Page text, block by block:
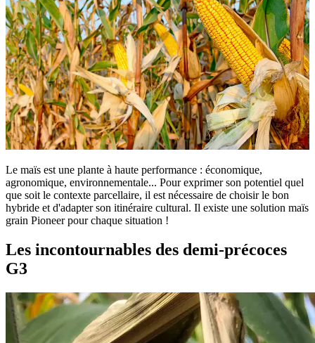
Le maïs est une plante à haute performance : économique,
agronomique, environnementale... Pour exprimer son potentiel quel
que soit le contexte parcellaire, il est nécessaire de choisir le bon
hybride et d'adapter son itinéraire cultural. Il existe une solution maïs
grain Pioneer pour chaque situation !
Les incontournables des demi-précoces
G3